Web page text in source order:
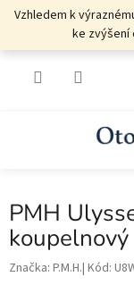
PřejítVzhledem k
ke zvýšení
PMH
Značka: P.M.H. Kód: